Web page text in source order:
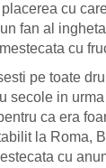
cu
fan al
cu
pe toate
secole in
ca era
la Roma,
cu